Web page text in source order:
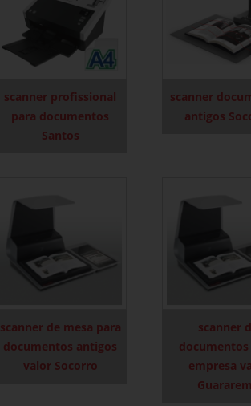
scanner profissional
para documentos
Santos
scanner
antigos
scanner de mesa para
documentos antigos
valor Socorro
scanner
empresa